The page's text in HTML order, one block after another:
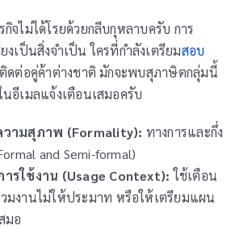
กิจไม่ได้โรยด้วยกลีบกุหลาบครับ การ
งเป็นสิ่งจำเป็น ใครที่กำลังเตรียมสอบ
ดต่อคู่ค้าต่างชาติ มักจะพบสุภาษิตกลุ่มนี้
อีเมลแจ้งเตือนเสมอครับ
วามสุภาพ (Formality): ทางการและกึ่ง
and Semi-formal)
รใช้งาน (Usage Context): ใช้เตือน
มงานไม่ให้ประมาท หรือให้เตรียมแผน
มอ